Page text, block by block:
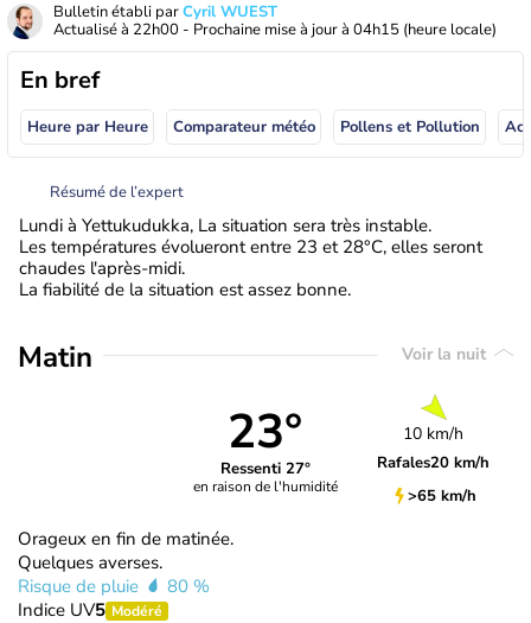
Bulletin établi parCyril WUEST
Actualisé à 22h00 - Prochaine mise à jour à 04h15 (heure locale)
En bref
Heure par Heure Comparateur météo Pollens et Pollution
Résumé de l’expert
Lundi à Yettukudukka, La situation sera très instable.
Les températures évolueront entre 23 et 28°C, elles seront
chaudes l'après-midi.
La fiabilité de la situation est assez bonne.
Matin Voir la nuit
23°
Ressenti 27°
en raison de l'humidité
10 km/h
Rafales20 km/h
>65 km/h
Orageux en fin de matinée.
Quelques averses.
Risque de pluie
80 %
Indice UV5 Modéré